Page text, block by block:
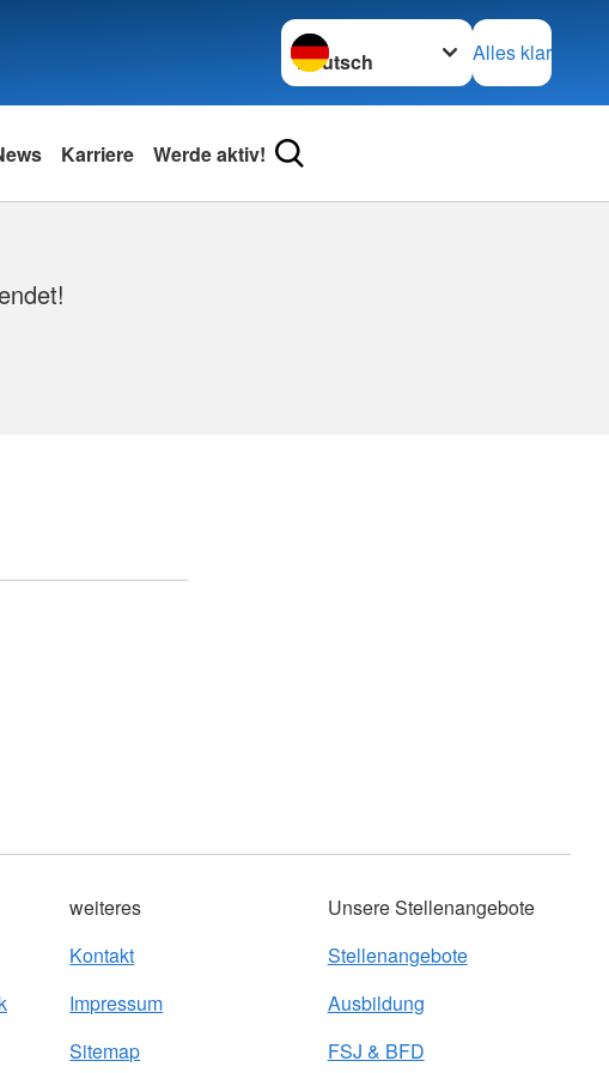
Sprache wechseln zu
Alles klar
Karriere Werde aktiv!
weiteres
Kontakt
Impressum
Sitemap
Unsere Stellenangebote
Stellenangebote
Ausbildung
FSJ & BFD